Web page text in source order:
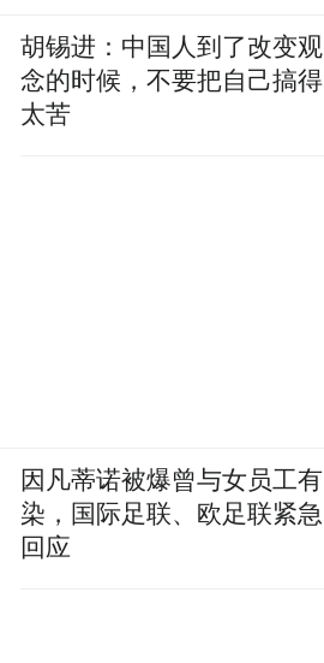
胡锡进：中国人到了改变观
念的时候，不要把自己搞得
太苦
因凡蒂诺被爆曾与女员工有
染，国际足联、欧足联紧急
回应